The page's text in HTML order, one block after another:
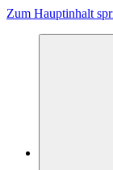
Zum Hauptinhalt